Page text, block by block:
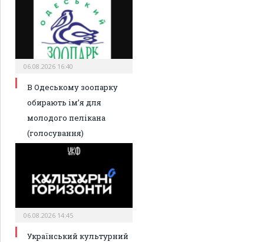
06.08.2026 16:40
В Одеському зоопарку
обирають ім’я для
молодого пелікана
(голосування)
06.08.2026 14:45
Український культурний